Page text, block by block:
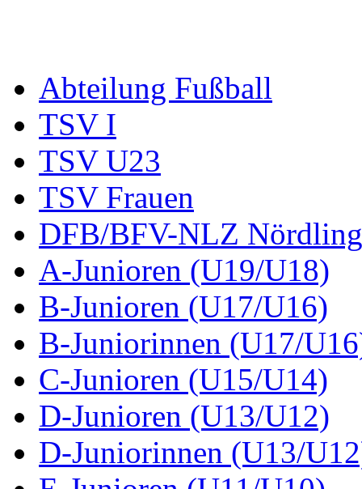
Abteilung Fußball
TSV I
TSV U23
TSV Frauen
DFB/BFV-NLZ
A-Junioren (U19/U18)
B-Junioren (U17/U16)
B-Juniorinnen (U17/
C-Junioren (U15/U14)
D-Junioren (U13/U12)
D-Juniorinnen (U13/